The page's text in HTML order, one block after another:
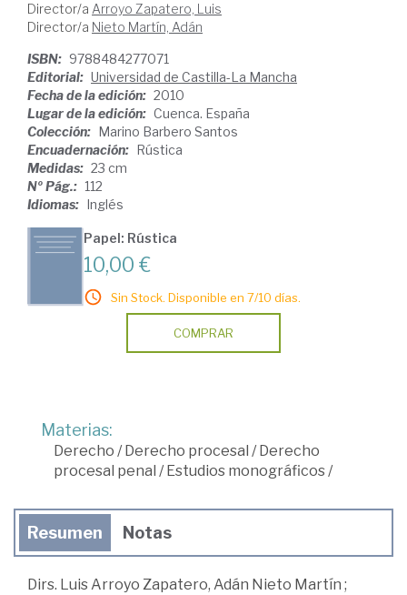
Director/a Arroyo Zapatero, Luis
Director/a Nieto Martín, Adán
ISBN: 9788484277071
Editorial: Universidad de Castilla-La Mancha
Fecha de la edición: 2010
Lugar de la edición: Cuenca. España
Colección: Marino Barbero Santos
Encuadernación: Rústica
Medidas: 23 cm
Nº Pág.: 112
Idiomas: Inglés
Papel: Rústica
10,00 €
Sin Stock. Disponible en 7/10 días.
COMPRAR
Materias:
Derecho /Derecho procesal /Derecho
procesal penal /Estudios monográficos/
Resumen Notas
Dirs. Luis Arroyo Zapatero, Adán Nieto Martín ;